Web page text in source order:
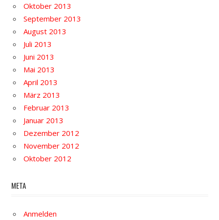
Oktober 2013
September 2013
August 2013
Juli 2013
Juni 2013
Mai 2013
April 2013
März 2013
Februar 2013
Januar 2013
Dezember 2012
November 2012
Oktober 2012
META
Anmelden